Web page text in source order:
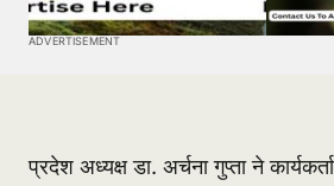
ADVERTISEMENT
प्रदेश अध्यक्ष डा. अर्चना गुप्ता ने